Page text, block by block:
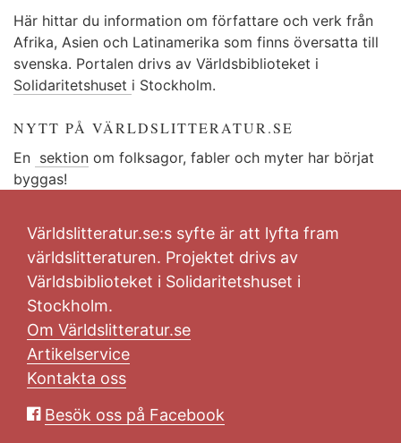
Här hittar du information om författare och verk från
Afrika, Asien och Latinamerika som finns översatta till
svenska. Portalen drivs av Världsbiblioteket i
Solidaritetshuset i Stockholm.
NYTT PÅ VÄRLDSLITTERATUR.SE
En sektion om folksagor, fabler och myter har börjat
byggas!
Världslitteratur.se:s syfte är att lyfta fram
världslitteraturen. Projektet drivs av
Världsbiblioteket i Solidaritetshuset i
Stockholm.
Om Världslitteratur.se
Artikelservice
Kontakta oss
Besök oss på Facebook